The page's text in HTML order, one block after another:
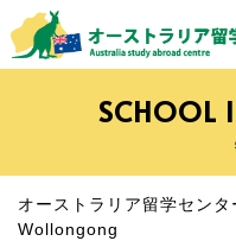
SCHOOL
オーストラリア留学センタ
Wollongong